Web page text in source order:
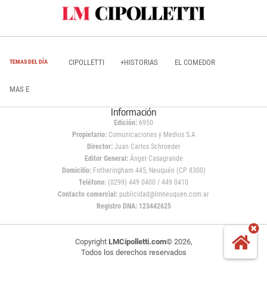
TEMAS DEL DÍA CIPOLLETTI +HISTORIAS EL COMEDOR
MAS E
Información
Edición: 6950
Propietario:Comunicaciones y Medios S.A
Director: Juan Carlos Schroeder
Editor General:Ángel Casagrande
Domicilio:Fotheringham 445, Neuquén (CP 8300)
Teléfono: (0299) 449 0400 / 449 0410
Contacto comercial: publicidad@lmneuquen.com.ar
Registro DNA: 123442625
Copyright LMCipolletti.com© 2026,
Todos los derechos reservados